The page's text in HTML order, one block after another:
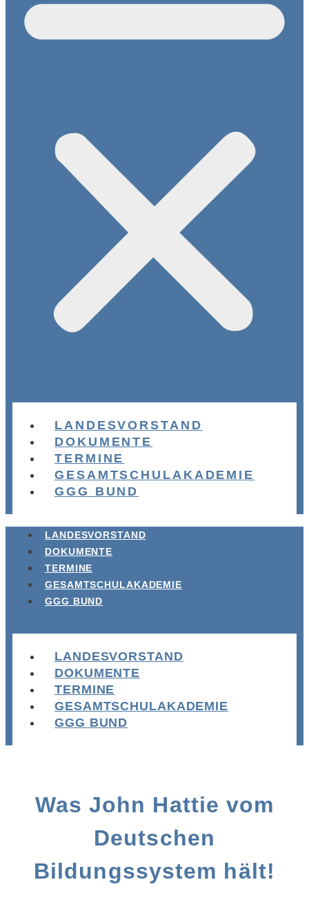
LANDESVORSTAND
DOKUMENTE
TERMINE
GESAMTSCHULAKADEMIE
GGG BUND
LANDESVORSTAND
DOKUMENTE
TERMINE
GESAMTSCHULAKADEMIE
GGG BUND
LANDESVORSTAND
DOKUMENTE
TERMINE
GESAMTSCHULAKADEMIE
GGG BUND
Was John Hattie vom
Deutschen
Bildungssystem hält!